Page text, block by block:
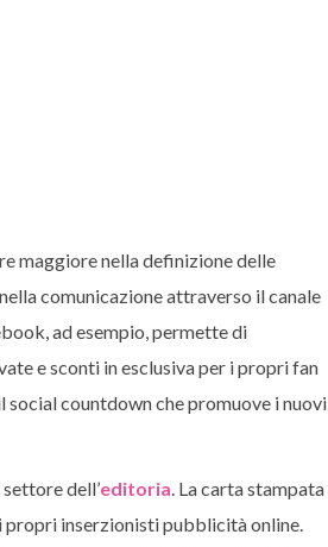
maggiore nella definizione delle
comunicazione attraverso il canale
ad esempio, permette di
e sconti in esclusiva per i propri fan
countdown che promuove i nuovi
dell’editoria. La carta stampata
propri inserzionisti pubblicità online.